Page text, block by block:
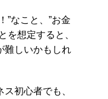
”なこと、”お金
を想定すると、
難しいかもしれ
初心者でも、